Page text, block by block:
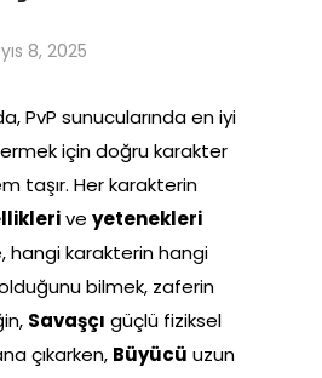
8, 2025
PvP sunucularında en iyi
için doğru karakter
taşır. Her karakterin
ve yetenekleri
hangi karakterin hangi
bilmek, zaferin
Savaşçı güçlü fiziksel
çıkarken, Büyücü uzun